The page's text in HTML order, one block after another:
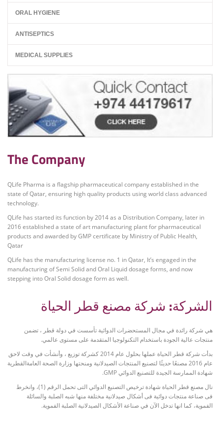
ORAL HYGIENE
ANTISEPTICS
MEDICAL SUPPLIES
The Company
QLife Pharma is a flagship pharmaceutical company established in the
state of Qatar, ensuring high quality products using world class advanced
technology.
QLife has started its function by 2014 as a Distribution Company, later in
2016 established a state of art manufacturing plant for pharmaceutical
products and awarded by GMP certificate by Ministry of Public Health,
Qatar
QLife has the manufacturing license no. 1 in Qatar, It’s engaged in the
manufacturing of Semi Solid and Oral Liquid dosage forms, and now
stepping into Oral Solid dosage form as well.
الشركة: شركة مصنع قطر الحياة
هي شركة رائدة في مجال المستحضرات الدوائية تأسست في دولة قطر ، تضمن
منتجات عالية الجودة باستخدام التكنولوجيا المتقدمة على مستوى عالمي.
بدأت شركة قطر الحياة عملها بحلول عام 2014 كشركة توزيع ، وأنشأت في وقت لاحق
عام 2016 مصنعًا حديثًا لتصنيع المنتجات الصيدلانية ومنحتها وزارة الصحة العامةالقطرية
شهادة الممارسة الجيدة للتصنيع الدوائي GMP.
نال مصنع قطر الحياة شهادة ترخيص التصنيع الدوائي التى تحمل الرقم (1)، وانخرط
فى صناعة منتجات دوائية فى أشكال صيدلانية مختلفة منها شبه الصلبة والسائلة
الفموية، كما انها تدخل الآن في صناعة الأشكال الصيدلانية الصلبة الفموية.